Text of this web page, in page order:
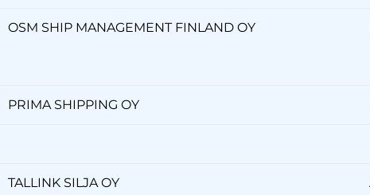
OSM SHIP MANAGEMENT FINLAND OY
PRIMA SHIPPING OY
TALLINK SILJA OY